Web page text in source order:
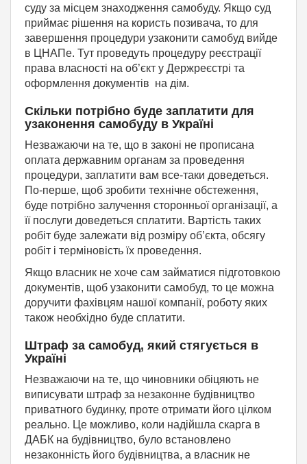
суду за місцем знаходження самобуду. Якщо суд
приймає рішення на користь позивача, то для
завершення процедури узаконити самобуд вийде
в ЦНАПе. Тут проведуть процедуру реєстрації
права власності на об’єкт у Держреєстрі та
оформлення документів на дім.
Скільки потрібно буде заплатити для
узаконення самобуду в Україні
Незважаючи на те, що в законі не прописана
оплата державним органам за проведення
процедури, заплатити вам все-таки доведеться.
По-перше, щоб зробити технічне обстеження,
буде потрібно залучення сторонньої організації, а
її послуги доведеться сплатити. Вартість таких
робіт буде залежати від розміру об’єкта, обсягу
робіт і терміновість їх проведення.
Якщо власник не хоче сам займатися підготовкою
документів, щоб узаконити самобуд, то це можна
доручити фахівцям нашої компанії, роботу яких
також необхідно буде сплатити.
Штраф за самобуд, який стягується в
Україні
Незважаючи на те, що чиновники обіцяють не
виписувати штраф за незаконне будівництво
приватного будинку, проте отримати його цілком
реально. Це можливо, коли надійшла скарга в
ДАБК на будівництво, було встановлено
незаконність його будівництва, а власник не